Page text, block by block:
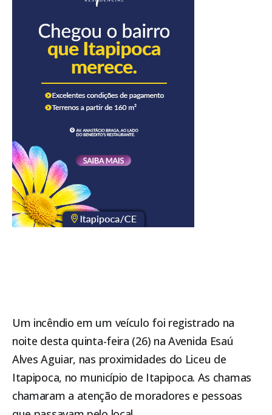
Um incêndio em um veículo foi registrado na
noite desta quinta-feira (26) na Avenida Esaú
Alves Aguiar, nas proximidades do Liceu de
Itapipoca, no município de Itapipoca. As chamas
chamaram a atenção de moradores e pessoas